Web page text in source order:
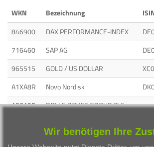
WKN
Bezeichnung
846900
DAX PERFORMANCE-INDEX
716460
SAP AG
965515
GOLD / US DOLLAR
A1XA8R
Novo Nordisk
136198
ROLLS ROYCE GROUP PLC
Wir benötigen Ihre